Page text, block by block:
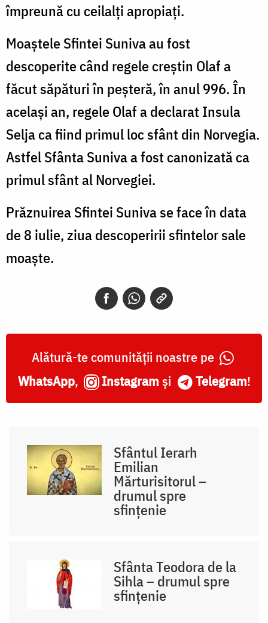
împreună cu ceilalți apropiați.
Moaștele Sfintei Suniva au fost
descoperite când regele creștin Olaf a
făcut săpături în peșteră, în anul 996. În
același an, regele Olaf a declarat Insula
Selja ca fiind primul loc sfânt din Norvegia.
AstfelSfânta Suniva a fost canonizată ca
primul sfânt al Norvegiei.
Prăznuirea Sfintei Suniva se face în data
de 8 iulie, ziua descoperirii sfintelor sale
moaște.
Alătură-te comunității noastre pe
WhatsApp, Instagram și Telegram!
Sfântul Ierarh
Emilian
Mărturisitorul –
drumul spre
sfințenie
Sfânta Teodora de la
Sihla – drumul spre
sfințenie